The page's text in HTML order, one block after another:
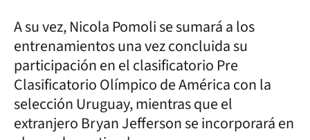
A su vez, Nicola Pomoli se sumará a los
entrenamientos una vez concluida su
participación en el clasificatorio Pre
Clasificatorio Olímpico de América con la
selección Uruguay, mientras que el
extranjero Bryan Jefferson se incorporará en